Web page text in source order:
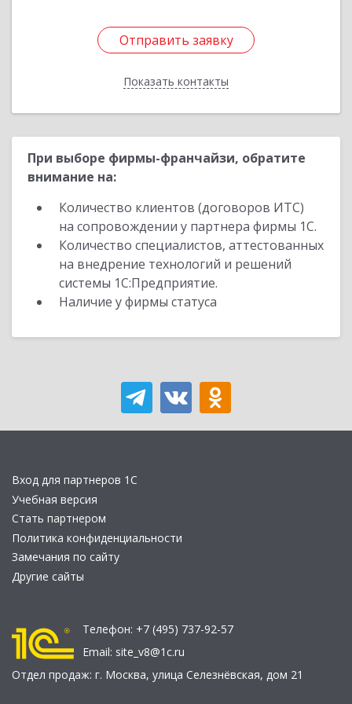
Отправить заявку
Показать контакты
Отправить заявку
Назад
При выборе фирмы-франчайзи, обратите
внимание на:
Количество клиентов (договоров ИТС)
на сопровождении у партнера фирмы 1С.
Количество специалистов, аттестованных
на внедрение технологий и решений
системы 1С:Предприятие.
Наличие у фирмы статуса
Вход для партнеров 1С
Учебная версия
Стать партнером
Политика конфиденциальности
Замечания по сайту
Другие сайты
Телефон: +7 (495) 737-92-57
Email: site_v8@1c.ru
Отдел продаж: г. Москва, улица Селезнёвская, дом 21